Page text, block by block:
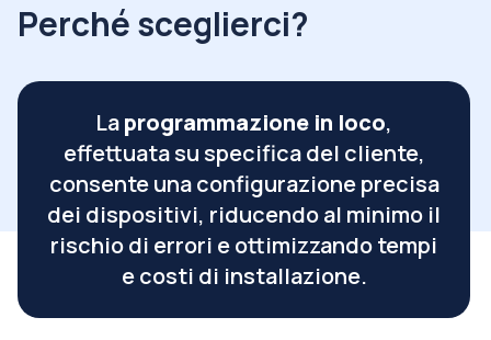
Perché sceglierci?
Laprogrammazione in loco,
effettuata su specifica del cliente,
consente una configurazione precisa
dei dispositivi, riducendo al minimo il
rischio di errori e ottimizzando tempi
e costi di installazione.